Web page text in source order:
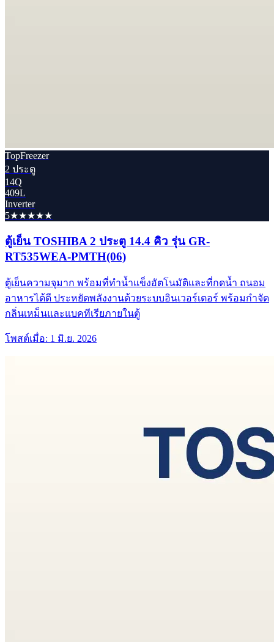
TopFreezer
2 ประตู
14Q
409L
Inverter
5★★★★★
ตู้เย็น TOSHIBA 2 ประตู 14.4 คิว รุ่น GR-
RT535WEA-PMTH(06)
ตู้เย็นความจุมาก พร้อมที่ทำน้ำแข็งอัตโนมัติและที่กดน้ำ ถนอม
อาหารได้ดี ประหยัดพลังงานด้วยระบบอินเวอร์เตอร์ พร้อมกำจัด
กลิ่นเหม็นและแบคทีเรียภายในตู้
โพสต์เมื่อ: 1 มิ.ย. 2026